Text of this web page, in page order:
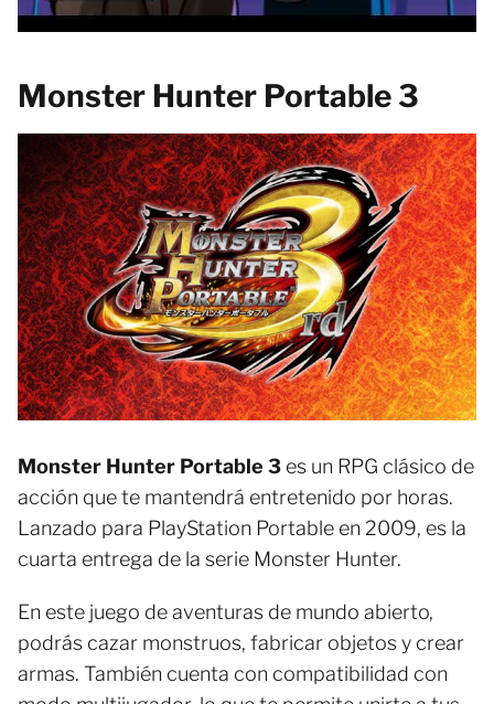
Monster Hunter Portable 3
Monster Hunter Portable 3 es un RPG clásico de
acción que te mantendrá entretenido por horas.
Lanzado para PlayStation Portable en 2009, es la
cuarta entrega de la serie Monster Hunter.
En este juego de aventuras de mundo abierto,
podrás cazar monstruos, fabricar objetos y crear
armas. También cuenta con compatibilidad con